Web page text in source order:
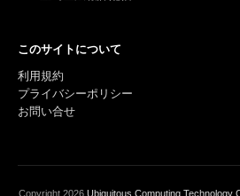
このサイトについて
利用規約
プライバシーポリシー
お問い合せ
Copyright 2026 Ubiquitous Computing Technology